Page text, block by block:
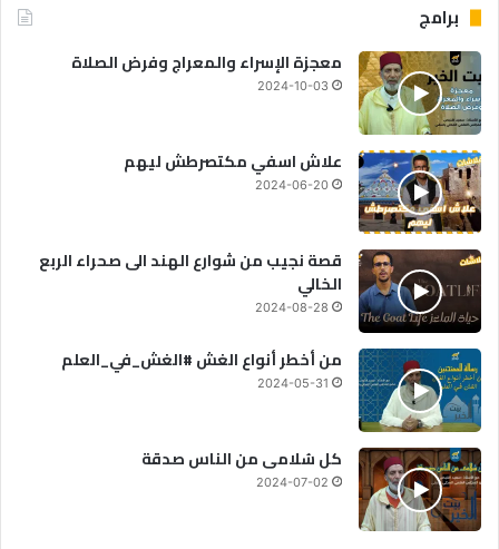
برامج
معجزة الإسراء والمعراج وفرض الصلاة
2024-10-03
علاش اسفي مكتصرطش ليهم
2024-06-20
قصة نجيب من شوارع الهند الى صحراء الربع
الخالي
2024-08-28
من أخطر أنواع الغش #الغش_في_العلم
2024-05-31
كل سُلامى من الناس صدقة
2024-07-02